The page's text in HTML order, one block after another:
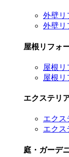
外壁リ
外壁リ
屋根リフォ
屋根
屋根リ
エクステリ
エクス
エクス
庭・ガーデ